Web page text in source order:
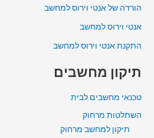
הורדה של אנטי וירוס למחשב
אנטי וירוס למחשב
התקנת אנטי וירוס למחשב
תיקון מחשבים
טכנאי מחשבים לבית
השתלטות מרחוק
תיקון למחשב מרחוק